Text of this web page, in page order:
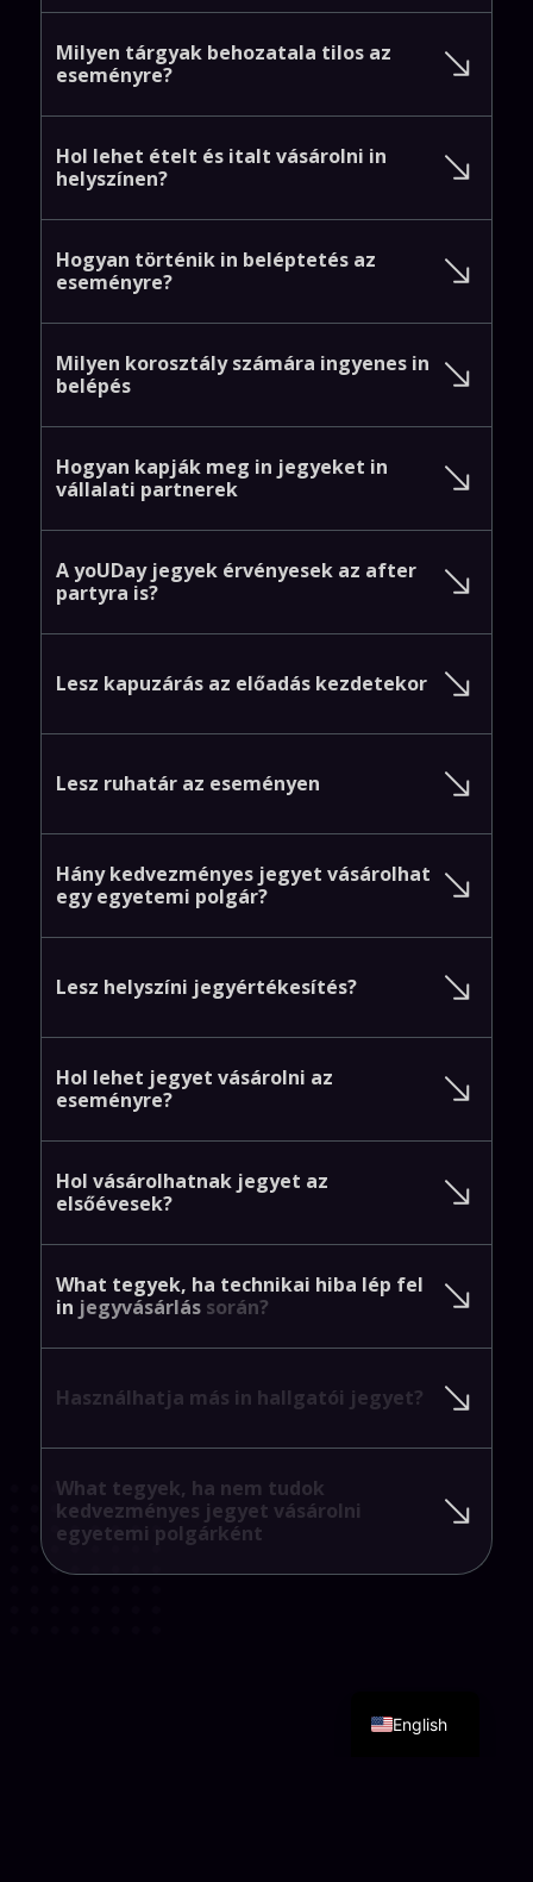
Milyen tárgyak behozatala tilos az
eseményre?
Hol lehet ételt és italt vásárolni in
helyszínen?
Hogyan történik in beléptetés az
eseményre?
Milyen korosztályszámára ingyenes in
belépés
Hogyan kapják meg in jegyeket in
vállalati partnerek
AyoUDay jegyek érvényesek az after
partyra is?
Lesz kapuzárás az előadás kezdetekor
Lesz ruhatár az eseményen
Hánykedvezményes jegyet vásárolhat
egyegyetemi polgár?
Lesz helyszíni jegyértékesítés?
Hol lehet jegyet vásárolni az
eseményre?
Hol vásárolhatnak jegyet az
elsőévesek?
What tegyek, ha technikai hiba lép fel
in jegyvásárlás során?
Használhatja más in hallgatói jegyet?
What tegyek, ha nem tudok
kedvezményes jegyet vásárolni
egyetemi polgárként
English